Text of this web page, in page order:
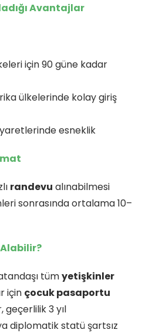
Avantajlar
için 90 güne kadar
ülkelerinde kolay giriş
esneklik
randevu alınabilmesi
sonrasında ortalama 10–
tümyetişkinler
için çocuk pasaportu
geçerlilik 3 yıl
diplomatik statü şartsız